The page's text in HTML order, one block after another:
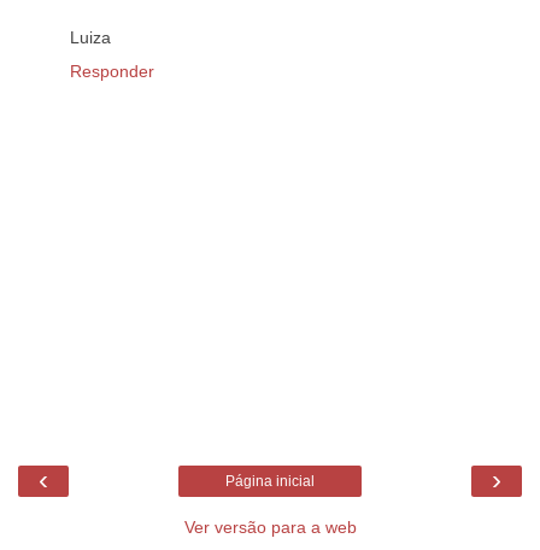
Luiza
Responder
‹ ›
Página inicial
Ver versão para a web